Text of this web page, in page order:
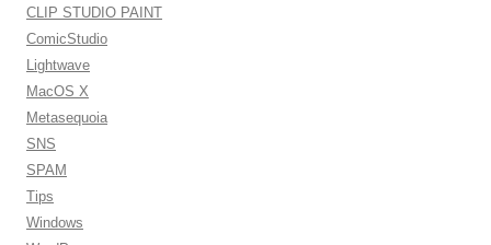
CLIP STUDIO PAINT
ComicStudio
Lightwave
MacOS X
Metasequoia
SNS
SPAM
Tips
Windows